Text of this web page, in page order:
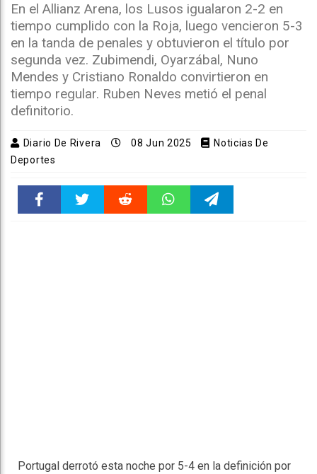
En el Allianz Arena, los Lusos igualaron 2-2 en
tiempo cumplido con la Roja, luego vencieron 5-3
en la tanda de penales y obtuvieron el título por
segunda vez. Zubimendi, Oyarzábal, Nuno
Mendes y Cristiano Ronaldo convirtieron en
tiempo regular. Ruben Neves metió el penal
definitorio.
Diario De Rivera 08 Jun 2025
Noticias De
Deportes
Portugal derrotó esta noche por 5-4 en la definición por